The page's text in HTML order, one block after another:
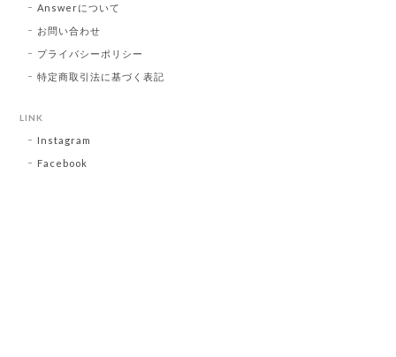
Answerについて
お問い合わせ
プライバシーポリシー
特定商取引法に基づく表記
LINK
Instagram
Facebook